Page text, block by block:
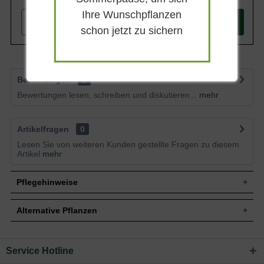
+ In den
Bewertungen
0
Bewertungen lesen, schreiben und diskutieren...
mehr
Artikelfragen
0
Lesen Sie von weiteren Kunden gestellte Fragen zu diesem
Artikel mehr
Pflegehinweise
Pflanz- und Pflegetipps Phragmites australis /
Alternative Pflanzen
Sie suchen eine Alternative?
Ihre Wunschpflanzen
schon jetzt zu sichern
Service Hotline